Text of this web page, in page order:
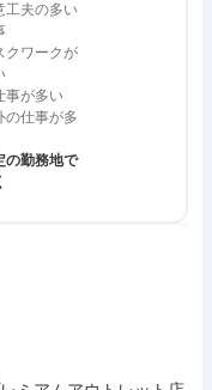
工夫の多い
クワークが
事が多い
の仕事が多
の勤務地で